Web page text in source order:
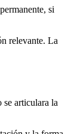
si
relevante. La
se articulara la